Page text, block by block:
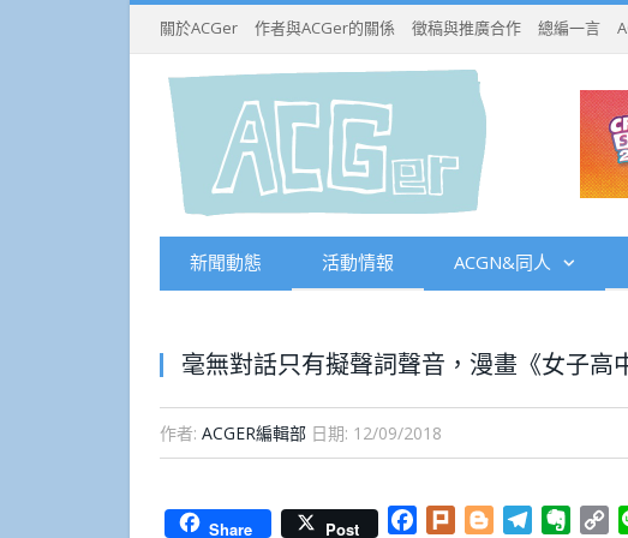
關於ACGer 作者與ACGer的關係 徵稿與推廣合作 總編一言
新聞動態 活動情報 ACGN&同人
毫無對話只有擬聲詞聲音，漫畫《女子高
作者: ACGER編輯部 日期: 12/09/2018
Share Post Facebook
Plurk BloggerTelegram